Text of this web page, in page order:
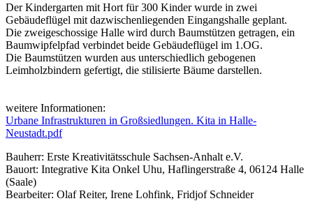
Der Kindergarten mit Hort für 300 Kinder wurde in zwei
Gebäudeflügel mit dazwischenliegenden Eingangshalle geplant.
Die zweigeschossige Halle wird durch Baumstützen getragen, ein
Baumwipfelpfad verbindet beide Gebäudeflügel im 1.OG.
Die Baumstützen wurden aus unterschiedlich gebogenen
Leimholzbindern gefertigt, die stilisierte Bäume darstellen.
weitere Informationen:
Urbane Infrastrukturen in Großsiedlungen. Kita in Halle-
Neustadt.pdf
Bauherr: Erste Kreativitätsschule Sachsen-Anhalt e.V.
Bauort: Integrative Kita Onkel Uhu, Haflingerstraße 4, 06124 Halle
(Saale)
Bearbeiter: Olaf Reiter, Irene Lohfink, Fridjof Schneider